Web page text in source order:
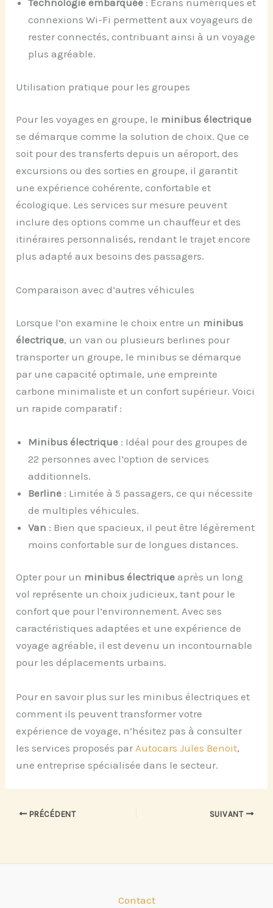
Technologie embarquée : Écrans numériques et
connexions Wi-Fi permettent aux voyageurs de
rester connectés, contribuant ainsi à un voyage
plus agréable.
Utilisation pratique pour les groupes
Pour les voyages en groupe, le minibus électrique
se démarque comme la solution de choix. Que ce
soit pour des transferts depuis un aéroport, des
excursions ou des sorties en groupe, il garantit
une expérience cohérente, confortable et
écologique. Les services sur mesure peuvent
inclure des options comme un chauffeur et des
itinéraires personnalisés, rendant le trajet encore
plus adapté aux besoins des passagers.
Comparaison avec d’autres véhicules
Lorsque l’on examine le choix entre un minibus
électrique, un van ou plusieurs berlines pour
transporter un groupe, le minibus se démarque
par une capacité optimale, une empreinte
carbone minimaliste et un confort supérieur. Voici
un rapide comparatif :
Minibus électrique : Idéal pour des groupes de
22 personnes avec l’option de services
additionnels.
Berline : Limitée à 5 passagers, ce qui nécessite
de multiples véhicules.
Van : Bien que spacieux, il peut être légèrement
moins confortable sur de longues distances.
Opter pour un minibus électrique après un long
vol représente un choix judicieux, tant pour le
confort que pour l’environnement. Avec ses
caractéristiques adaptées et une expérience de
voyage agréable, il est devenu un incontournable
pour les déplacements urbains.
Pour en savoir plus sur les minibus électriques et
comment ils peuvent transformer votre
expérience de voyage, n’hésitez pas à consulter
les services proposés par Autocars Jules Benoit,
une entreprise spécialisée dans le secteur.
PRÉCÉDENT SUIVANT
Contact